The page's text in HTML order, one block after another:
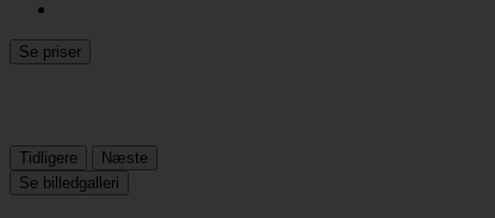
Se priser
Tidligere
Næste
Se billedgalleri